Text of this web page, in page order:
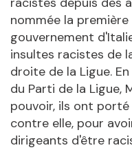
nommée la
gouvernement
insultes racistes de
droite de la Ligue.
du Parti de la Ligue,
pouvoir, ils ont
contre elle, pour
dirigeants d'être